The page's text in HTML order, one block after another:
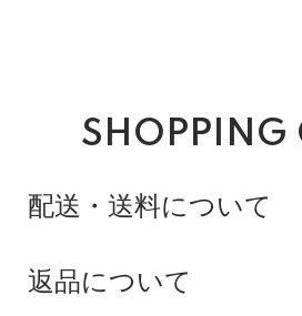
SHOPPING
配送・送料について
佐川急便
返品について